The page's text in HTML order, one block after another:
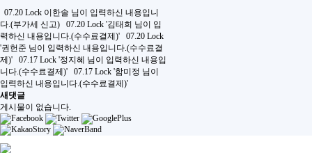
07.20 Lock 이한솔 님이 입력하신 내용입니
다.(부가세 신고)
07.20 Lock '김태희 님이 입
력하신 내용입니다.(수수료결제)'
07.20 Lock
'권헌준 님이 입력하신 내용입니다.(수수료결
제)'
07.17 Lock '정지혜 님이 입력하신 내용입
니다.(수수료결제)'
07.17 Lock '함미정 님이
입력하신 내용입니다.(수수료결제)'
새댓글
게시물이 없습니다.